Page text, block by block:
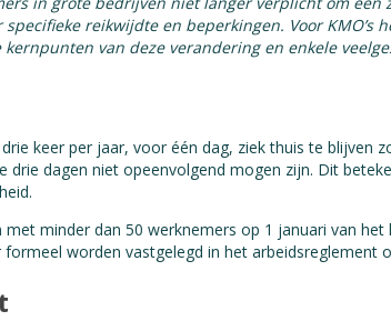
reikwijdte en beperkingen. Voor KMO’s
van deze verandering en enkele
keer per jaar, voor één dag, ziek thuis te blijven
dagen niet opeenvolgend mogen zijn. Dit
minder dan 50 werknemers op 1 januari van
worden vastgelegd in het arbeidsreglement